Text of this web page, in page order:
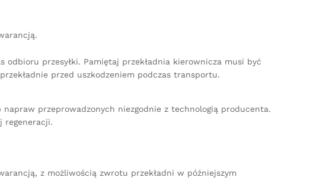
odbioru przesyłki. Pamiętaj przekładnia kierownicza musi być
przed uszkodzeniem podczas transportu.
przeprowadzonych niezgodnie z technologią producenta.
regeneracji.
z możliwością zwrotu przekładni w późniejszym